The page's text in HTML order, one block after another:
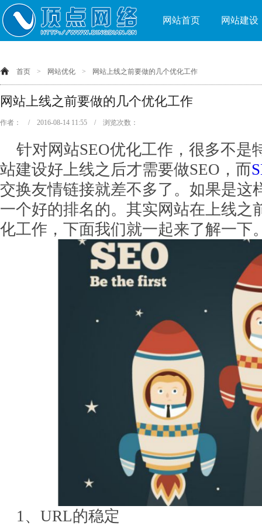
网站首页 网站建设
首页 > 网站优化 > 网站上线之前要做的几个优化工作
网站上线之前要做的几个优化工作
作者： / 2016-08-14 11:55 / 浏览次数：
针对网站SEO优化工作，很多不是
站建设好上线之后才需要做SEO，而
交换友情链接就差不多了。如果是这
一个好的排名的。其实网站在上线之
化工作，下面我们就一起来了解一下
1、URL的稳定